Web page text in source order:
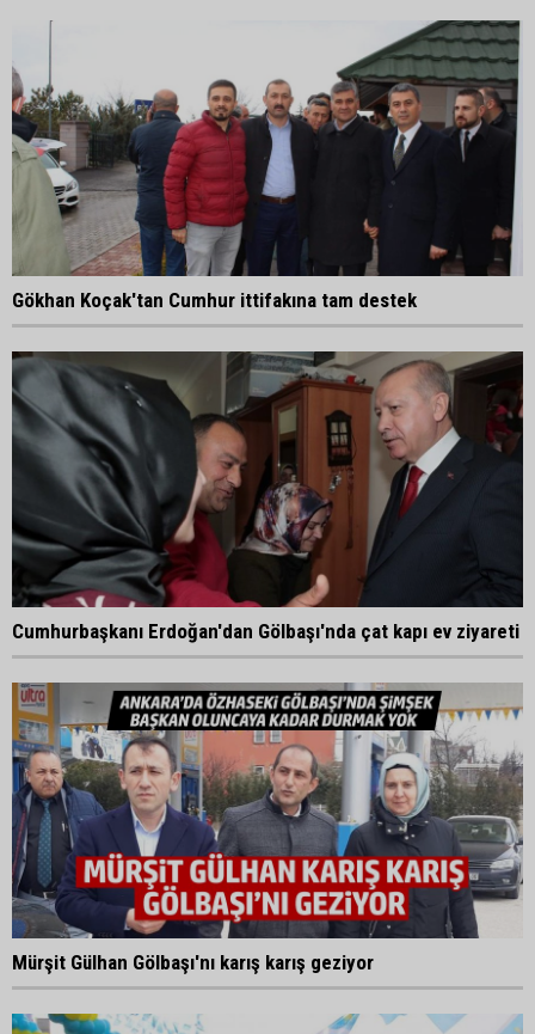
Gökhan Koçak'tan Cumhur ittifakına tam destek
Cumhurbaşkanı Erdoğan'dan Gölbaşı'nda çat kapı ev ziyareti
Mürşit Gülhan Gölbaşı'nı karış karış geziyor